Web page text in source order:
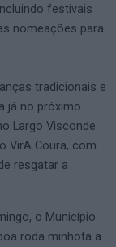
festivais
nomeações para
tradicionais e
já no próximo
Largo Visconde
VirA Coura, com
resgatar a
o Município
roda minhota a